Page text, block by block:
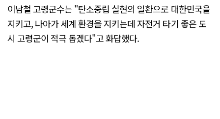
이남철 고령군수는 "탄소중립 실현의 일환으로 대한민국을
지키고, 나아가 세계 환경을 지키는데 자전거 타기 좋은 도
시 고령군이 적극 돕겠다"고 화답했다.